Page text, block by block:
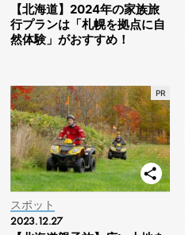
【北海道】2024年の家族旅
行プランは「札幌を拠点に自
然体験」がおすすめ！
スポット
2023.12.27